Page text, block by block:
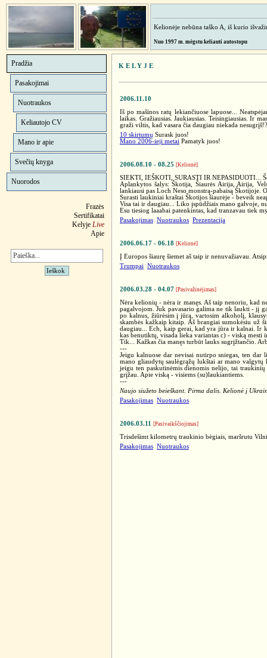
Kelionėje nebūna taško A, iš kurio
Nuo 1997 m. mėgstu keliauti autostopu
Pradžia
Pasakojimai
Nuotraukos
Keliautojo CV
Mano ir apie
Svečių knyga
Nuorodos
Frazės
Sertifikatai
Kelyje Live
Apie
K E L Y J E
2006.11.10
Iš po mašinos ratų lekiančiuose lapuose...
laikas. Gražiausias. Jaukiausias. Teisingiausias. Ir
graži viltis, kad vasara čia daugiau niekada
10 skirtumų Surask juos!
Mano 2006-ieji metai Pamatyk juos!
2006.08.10 - 08.25 [Kelionė]
SIEKTI, IEŠKOTI, SURASTI IR NEPASIDUOTI...
Aplankytos šalys: Škotija, Šiaurės Airija, Airija,
lankiausi pas Loch Neso monstrą-pabaisą
Surasti laukiniai kraštai Škotijos šiaurėje - beveik
Visa tai ir daugiau... Liko įspūdžiais mano galvoje,
Esu tiesiog laaabai patenkintas, kad tranzavau tiek
Pasakojimas Nuotraukos Prezentacija
2006.06.17 - 06.18 [Kelionė]
Į Europos šiaurę šiemet aš taip ir nenuvažiavau.
Trumpai
Nuotraukos
2006.03.28 - 04.07 [Pasivažinėjimas]
Nėra kelionių - nėra ir manęs. Aš taip nenoriu, kad
pagalvojom. Juk pavasario galima ne tik laukti - jį
po kalnus, žiūrėsim į jūrą, vartosim alkoholį,
skambės kažkaip kitaip. Aš brangiai sumokėsiu už
daugiau... Ech, kaip gerai, kad yra jūra ir kalnai. Ir
kas benutiktų, visada lieka variantas c) - viską mesti
Tik... Kažkas čia manęs turbūt lauks sugrįžtančio.
---
Jeigu kalnuose dar nevisai nutirpo sniegas, ten
mano gliaudytų saulėgrąžų lukštai ar mano
jeigu ten paskutinėmis dienomis nelijo, tai traukinių
grįžau. Apie viską - visiems (su)laukiantiems.
---
Naujo siužeto beieškant. Pirma dalis. Kelionė į
Pasakojimas Nuotraukos
2006.03.11 [Pasivaikščiojimas]
Trisdešimt kilometrų traukinio bėgiais, maršrutu
Pasakojimas Nuotraukos